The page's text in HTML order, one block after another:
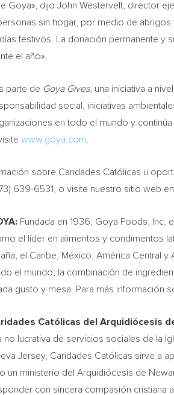
Goya», dijo John Westervelt , director
sin hogar, por medio de
festivos. La donación permanente y
el año».
parte de Goya Gives, una iniciativa a
social, iniciativas
en todo el mundo y
www.goya.com
sobre Caridades Católicas u
639-6531, o visite nuestro sitio web en
Fundada en 1936, Goya Foods, Inc.
el líder en alimentos y condimentos
el Caribe, México, América Central
el mundo; la combinación de
gusto y mesa. Para más información
Católicas del Arquidiócesis
no lucrativa de servicios sociales de la
Jersey, Caridades Católicas sirve a
un ministerio del Arquidiócesis de
con sincera compasión cristiana